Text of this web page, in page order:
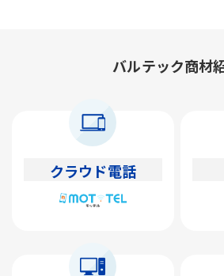
バルテック商材
クラウド電話